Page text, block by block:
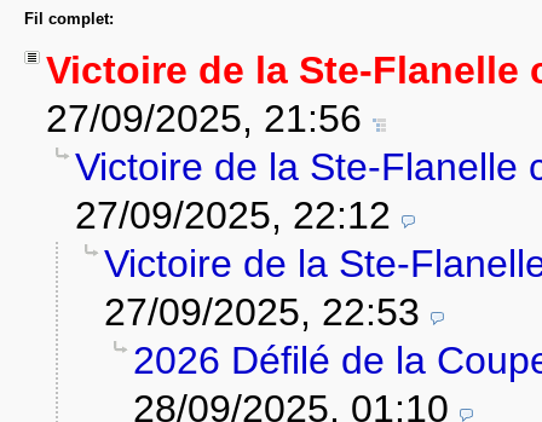
Fil complet:
Victoire de la Ste-Flanelle
27/09/2025, 21:56
Victoire de la Ste-Flanelle
27/09/2025, 22:12
Victoire de la Ste-
27/09/2025, 22:53
2026 Défilé de la
28/09/2025, 01:10